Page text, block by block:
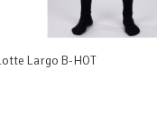
Largo B-HOT